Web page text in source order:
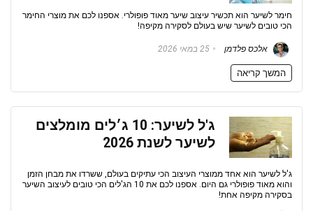
חימר לשיער הוא תכשיר עיצוב שיער מאוד פופולרי. אספנו לכם את מוצרי החימר
הכי טובים לשיער שיש בעולם לסקירה מקיפה!
אלכס פלדמן 25 במאי 2026
המשך קריאה
ג'ל לשיער: 10 ג׳לים מומלצים
לשיער לשנת 2026
ג'ל לשיער הוא אחד ממוצרי העיצוב הכי עתיקים בעולם, ששרדו את מבחן הזמן
והוא מאוד פופולרי גם היום. אספנו לכם את 10 הג'לים הכי טובים לעיצוב השיער
בסקירה מקיפה אחת!